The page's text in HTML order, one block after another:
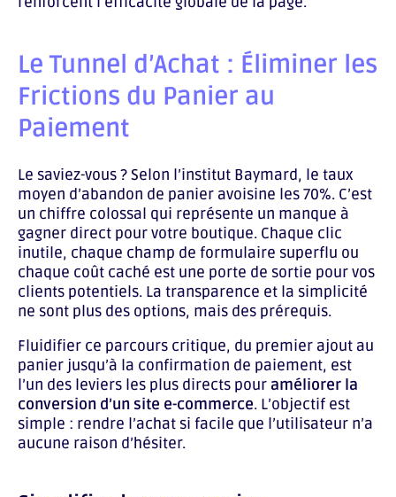
Le Tunnel d’Achat : Éliminer les
Frictions du Panier au
Paiement
Le saviez-vous ? Selon l’institut Baymard, le taux
moyen d’abandon de panier avoisine les 70%. C’est
un chiffre colossal qui représente un manque à
gagner direct pour votre boutique. Chaque clic
inutile, chaque champ de formulaire superflu ou
chaque coût caché est une porte de sortie pour vos
clients potentiels. La transparence et la simplicité
ne sont plus des options, mais des prérequis.
Fluidifier ce parcours critique, du premier ajout au
panier jusqu’à la confirmation de paiement, est
l’un des leviers les plus directs pour améliorer la
conversion d’un site e-commerce. L’objectif est
simple : rendre l’achat si facile que l’utilisateur n’a
aucune raison d’hésiter.